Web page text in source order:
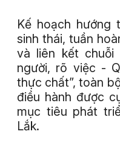
Kế hoạch hướng
sinh thái, tuần
và liên kết chuỗi
người, rõ việc -
thực chất”, toàn
điều hành được
mục tiêu phát
Lắk.